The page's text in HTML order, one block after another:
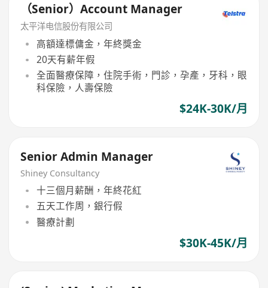
（Senior）Account Manager
太平洋电信股份有限公司
高額達標傭金，年終獎金
20天有薪年假
全面醫療保障，住院手術，門診，孕產，牙科，眼
科保險，人壽保險
$24K-30K/月
Senior Admin Manager
Shiney Consultancy
十三個月薪酬，年終花紅
五天工作周，銀行假
醫療計劃
$30K-45K/月